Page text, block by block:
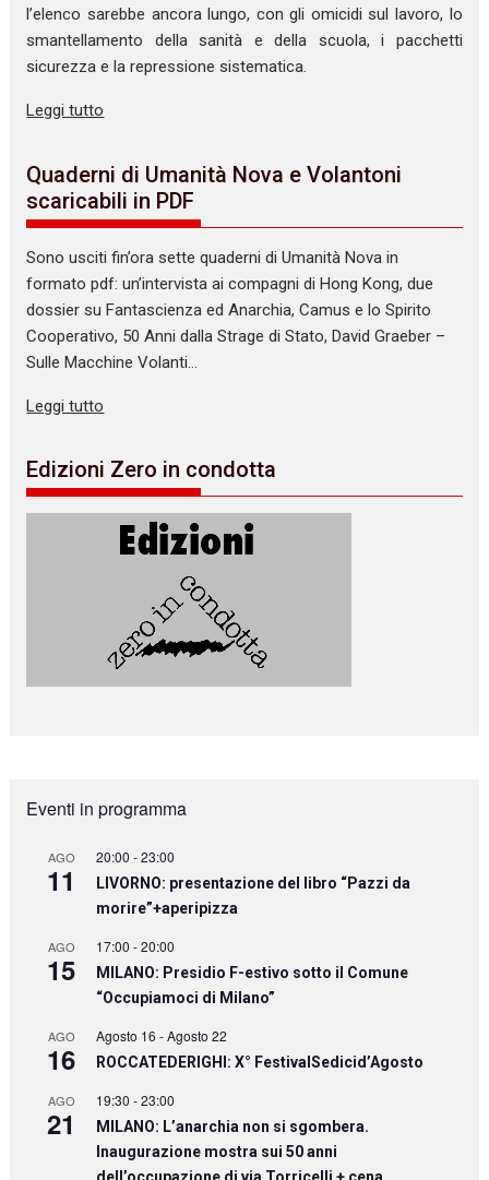
l’elenco sarebbe ancora lungo, con gli omicidi sul lavoro, lo
smantellamento della sanità e della scuola, i pacchetti
sicurezza e la repressione sistematica.
Leggi tutto
Quaderni di Umanità Nova e Volantoni
scaricabili in PDF
Sono usciti fin’ora sette quaderni di Umanità Nova in
formato pdf: un’intervista ai compagni di Hong Kong, due
dossier su Fantascienza ed Anarchia, Camus e lo Spirito
Cooperativo, 50 Anni dalla Strage di Stato, David Graeber –
Sulle Macchine Volanti…
Leggi tutto
Edizioni Zero in condotta
Eventi in programma
AGO
11
20:00 -23:00
LIVORNO: presentazione del libro “Pazzi da
morire”+aperipizza
AGO
15
17:00 -20:00
MILANO: Presidio F-estivo sotto il Comune
“Occupiamoci di Milano”
AGO
16
Agosto 16 -Agosto 22
ROCCATEDERIGHI: X° FestivalSedicid’Agosto
AGO
21
19:30 -23:00
MILANO: L’anarchia non si sgombera.
Inaugurazione mostra sui 50 anni
dell’occupazione di via Torricelli + cena